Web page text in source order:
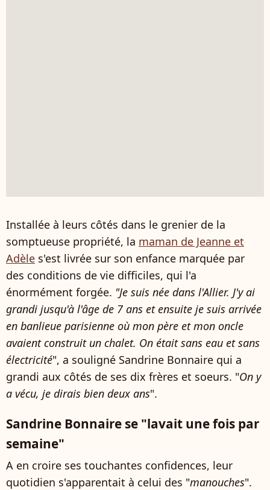
Installée à leurs côtés dans le grenier de la
somptueuse propriété, la maman de Jeanne et
Adèle s'est livrée sur son enfance marquée par
des conditions de vie difficiles, qui l'a
énormément forgée. "Je suis née dans l'Allier. J'y ai
grandi jusqu'à l'âge de 7 ans et ensuite je suis arrivée
en banlieue parisienne où mon père et mon oncle
avaient construit un chalet. On était sans eau et sans
électricité", a souligné Sandrine Bonnaire qui a
grandi aux côtés de ses dix frères et soeurs. "On y
a vécu, je dirais bien deux ans".
Sandrine Bonnaire se "lavait une fois par
semaine"
A en croire ses touchantes confidences, leur
quotidien s'apparentait à celui des "manouches".